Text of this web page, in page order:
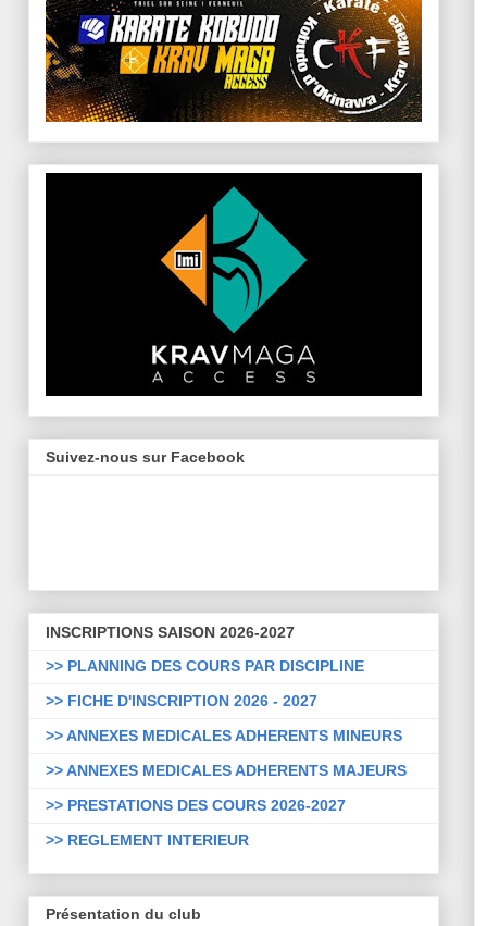
Suivez-nous sur Facebook
INSCRIPTIONS SAISON 2026-2027
>> PLANNING DES COURS PAR DISCIPLINE
>> FICHE D'INSCRIPTION 2026 - 2027
>> ANNEXES MEDICALES ADHERENTS MINEURS
>> ANNEXES MEDICALES ADHERENTS MAJEURS
>> PRESTATIONS DES COURS 2026-2027
>> REGLEMENT INTERIEUR
Présentation du club